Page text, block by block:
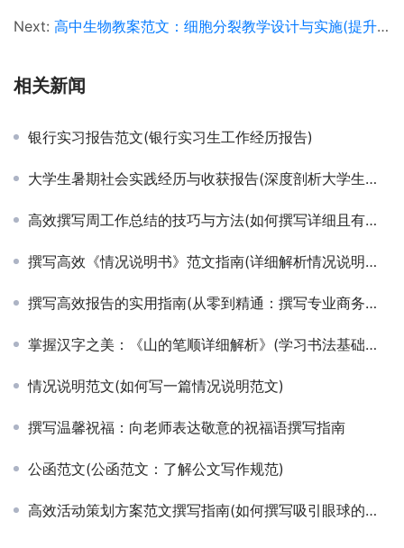
Next: 高中生物教案范文：细胞分裂教学设计与实施(提升高中生物课堂：细胞分裂深度理解教案实例)
相关新闻
银行实习报告范文(银行实习生工作经历报告)
大学生暑期社会实践经历与收获报告(深度剖析大学生暑期社会实践项目的影响力与成长启示)
高效撰写周工作总结的技巧与方法(如何撰写详细且有重点的周度工作复盘)
撰写高效《情况说明书》范文指南(详细解析情况说明书的撰写技巧与示例)
撰写高效报告的实用指南(从零到精通：撰写专业商务报告的步骤与技巧)
掌握汉字之美：《山的笔顺详细解析》(学习书法基础：从’山’字笔顺入门)
情况说明范文(如何写一篇情况说明范文)
撰写温馨祝福：向老师表达敬意的祝福语撰写指南
公函范文(公函范文：了解公文写作规范)
高效活动策划方案范文撰写指南(如何撰写吸引眼球的活动策划方案详细步骤与范文解析)